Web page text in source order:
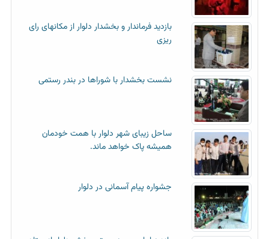
بازدید فرماندار و بخشدار دلوار از مکانهای رای
ریزی
نشست بخشدار با شوراها در بندر رستمی
ساحل زیبای شهر دلوار با همت خودمان
همیشه پاک خواهد ماند.
جشواره پیام آسمانی در دلوار